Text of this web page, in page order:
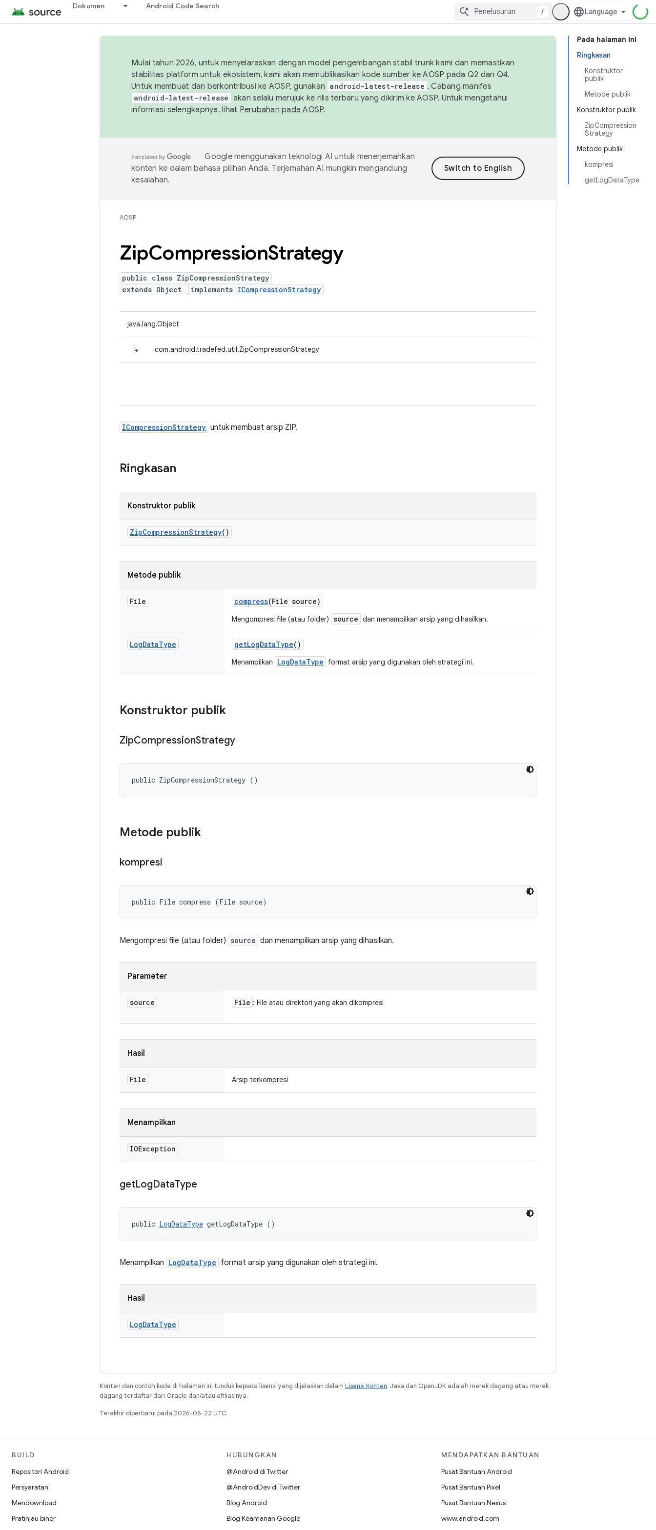
Dokumen Android Code Search
/
Pada halaman ini
Ringkasan
Konstruktor
publik
Metode publik
Konstruktor publik
ZipCompression
Strategy
Metode publik
kompresi
getLogDataType
Mulai tahun 2026, untuk menyelaraskan dengan model pengembangan stabil trunk kami dan memastikan
stabilitas platform untuk ekosistem, kami akan memublikasikan kode sumber ke AOSP pada Q2 dan Q4.
Untuk membuat dan berkontribusi ke AOSP, gunakan android-latest-release . Cabang manifes
android-latest-release akan selalu merujuk ke rilis terbaru yang dikirim ke AOSP. Untuk mengetahui
informasi selengkapnya, lihat Perubahan pada AOSP.
Google menggunakan teknologi AI untuk menerjemahkan
konten ke dalam bahasa pilihan Anda. Terjemahan AI mungkin mengandung
kesalahan.
AOSP
ZipCompressionStrategy
public class ZipCompressionStrategy
extends Object
implements ICompressionStrategy
java.lang.Object
↳ com.android.tradefed.util.ZipCompressionStrategy
ICompressionStrategy untuk membuat arsip ZIP.
Ringkasan
Konstruktor publik
ZipCompressionStrategy()
Metode publik
File compress(File source)
Mengompresi file (atau folder) source dan menampilkan arsip yang dihasilkan.
LogDataType getLogDataType()
Menampilkan LogDataType format arsip yang digunakan oleh strategi ini.
Konstruktor publik
ZipCompressionStrategy
public ZipCompressionStrategy ()
Metode publik
kompresi
public File compress (File source)
Mengompresi file (atau folder) source dan menampilkan arsip yang dihasilkan.
Parameter
source File : File atau direktori yang akan dikompresi
Hasil
File Arsip terkompresi
Menampilkan
IOException
getLogDataType
public LogDataType getLogDataType ()
Menampilkan LogDataType format arsip yang digunakan oleh strategi ini.
Hasil
LogDataType
Konten dan contoh kode di halaman ini tunduk kepada lisensi yang dijelaskan dalam Lisensi Konten. Java dan OpenJDK adalah merek dagang atau merek
dagang terdaftar dari Oracle dan/atau afiliasinya.
Terakhir diperbarui pada 2026-06-22 UTC.
BUILD
Repositori Android
Persyaratan
Mendownload
Pratinjau biner
HUBUNGKAN
@Android di Twitter
@AndroidDev di Twitter
Blog Android
Blog Keamanan Google
MENDAPATKAN BANTUAN
Pusat Bantuan Android
Pusat Bantuan Pixel
Pusat Bantuan Nexus
www.android.com